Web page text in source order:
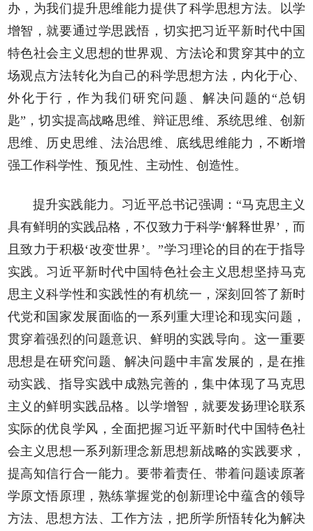
办，为我们提升思维能力提供了科学思想方法。以学
增智，就要通过学思践悟，切实把习近平新时代中国
特色社会主义思想的世界观、方法论和贯穿其中的立
场观点方法转化为自己的科学思想方法，内化于心、
外化于行，作为我们研究问题、解决问题的“总钥
匙”，切实提高战略思维、辩证思维、系统思维、创新
思维、历史思维、法治思维、底线思维能力，不断增
强工作科学性、预见性、主动性、创造性。
提升实践能力。习近平总书记强调：“马克思主义
具有鲜明的实践品格，不仅致力于科学‘解释世界’，而
且致力于积极‘改变世界’。”学习理论的目的在于指导
实践。习近平新时代中国特色社会主义思想坚持马克
思主义科学性和实践性的有机统一，深刻回答了新时
代党和国家发展面临的一系列重大理论和现实问题，
贯穿着强烈的问题意识、鲜明的实践导向。这一重要
思想是在研究问题、解决问题中丰富发展的，是在推
动实践、指导实践中成熟完善的，集中体现了马克思
主义的鲜明实践品格。以学增智，就要发扬理论联系
实际的优良学风，全面把握习近平新时代中国特色社
会主义思想一系列新理念新思想新战略的实践要求，
提高知信行合一能力。要带着责任、带着问题读原著
学原文悟原理，熟练掌握党的创新理论中蕴含的领导
方法、思想方法、工作方法，把所学所悟转化为解决